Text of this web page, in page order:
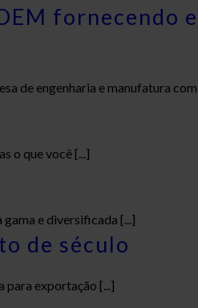
fornecendo
de engenharia e manufatura
o que você [...]
e diversificada [...]
de século
para exportação [...]